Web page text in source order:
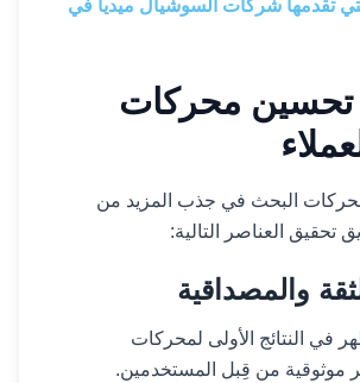
تقدمها شركات السوشيال ميديا في
تحسين محركات
البحث في جذب المزيد من
تحقيق العناصر التالية:
في النتائج الأولى لمحركات
موثوقية من قِبل المستخدمين.